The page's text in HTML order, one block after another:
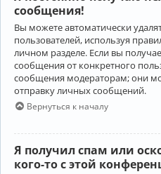
сообщения!
Вы можете автоматически
пользователей, используя
личном разделе. Если вы
сообщения от конкретного
сообщения модераторам; они
отправку личных сообщений.
Вернуться к началу
Я получил спам или
кого-то с этой